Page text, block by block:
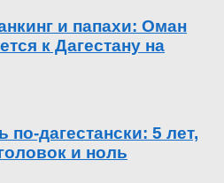
и папахи: Оман
к Дагестану на
по-дагестански: 5 лет,
и ноль